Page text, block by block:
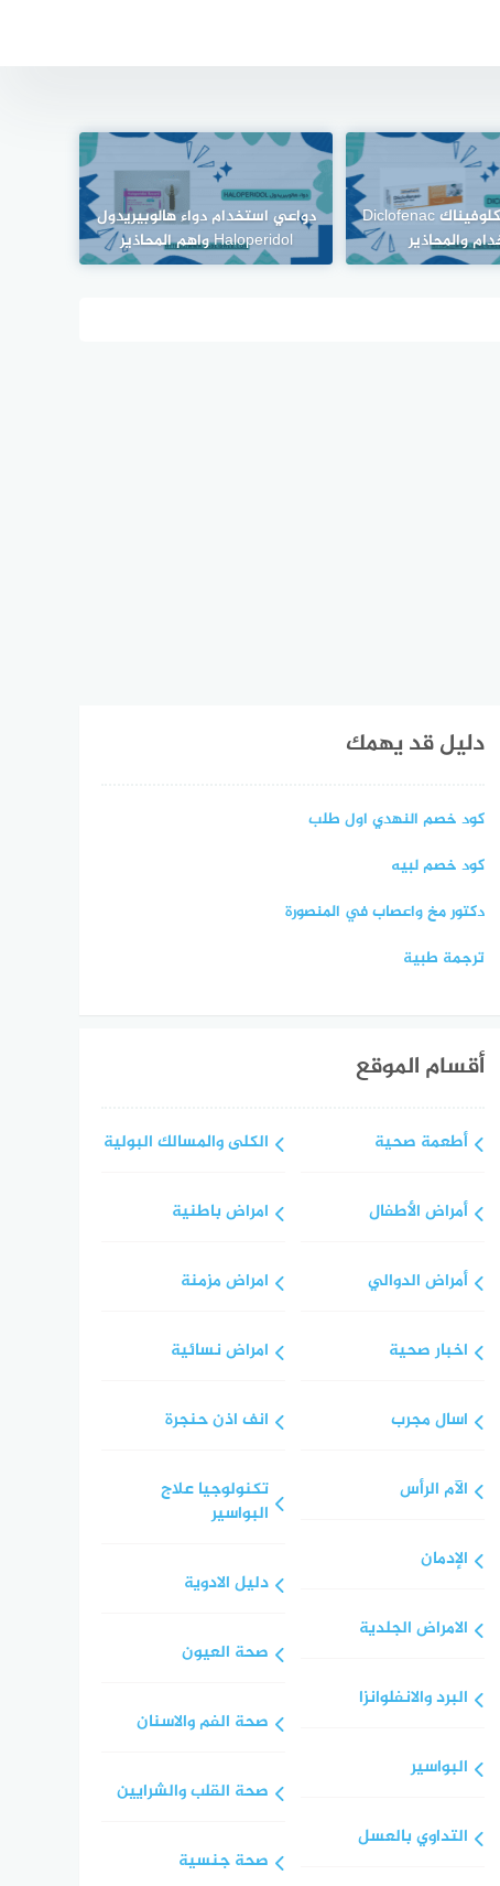
لصقة/جل ديكلوفيناك Diclofenac
والمحاذير
دواعي استخدام دواء هالوبيريدول
Haloperidol واهم المحاذير
دليل قد يهمك
كود خصم النهدي اول طلب
كود خصم لبيه
دكتور مخ واعصاب في المنصورة
ترجمة طبية
أقسام الموقع
أطعمة صحية
أمراض الأطفال
أمراض الدوالي
اخبار صحية
اسال مجرب
الآم الرأس
الإدمان
الامراض الجلدية
البرد والانفلوانزا
البواسير
التداوي بالعسل
الكلى والمسالك البولية
امراض باطنية
امراض مزمنة
امراض نسائية
انف اذن حنجرة
تكنولوجيا علاج
البواسير
دليل الادوية
صحة العيون
صحة الفم والاسنان
صحة القلب والشرايين
صحة جنسية